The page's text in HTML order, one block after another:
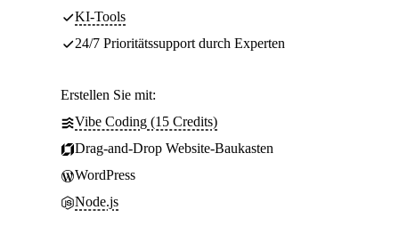
KI-Tools
24/7 Prioritätssupport durch Experten
Erstellen Sie mit:
Vibe Coding (15 Credits)
Drag-and-Drop Website-Baukasten
WordPress
Node.js